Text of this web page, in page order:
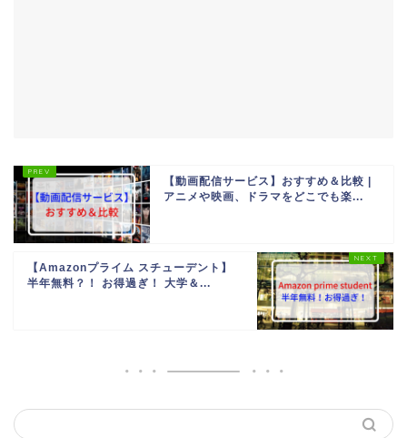
【動画配信サービス】おすすめ＆比較 |
アニメや映画、ドラマをどこでも楽...
【Amazonプライム スチューデント】
半年無料？！ お得過ぎ！ 大学＆...